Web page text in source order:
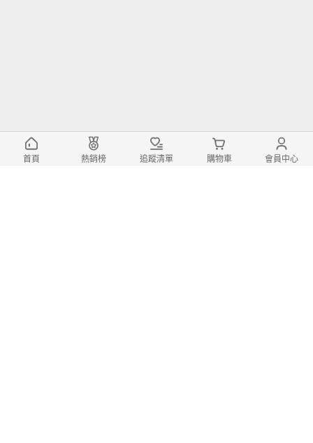
首頁 熱銷榜 追蹤清單 購物車 會員中心